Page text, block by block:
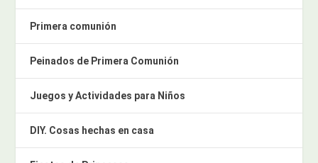
Primera comunión
Peinados de Primera Comunión
Juegos y Actividades para Niños
DIY. Cosas hechas en casa